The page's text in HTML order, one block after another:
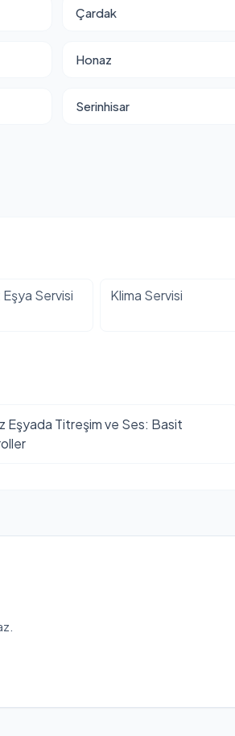
Çardak
Honaz
Serinhisar
Servisi Klima Servisi
Eşyada Titreşim ve Ses: Basit